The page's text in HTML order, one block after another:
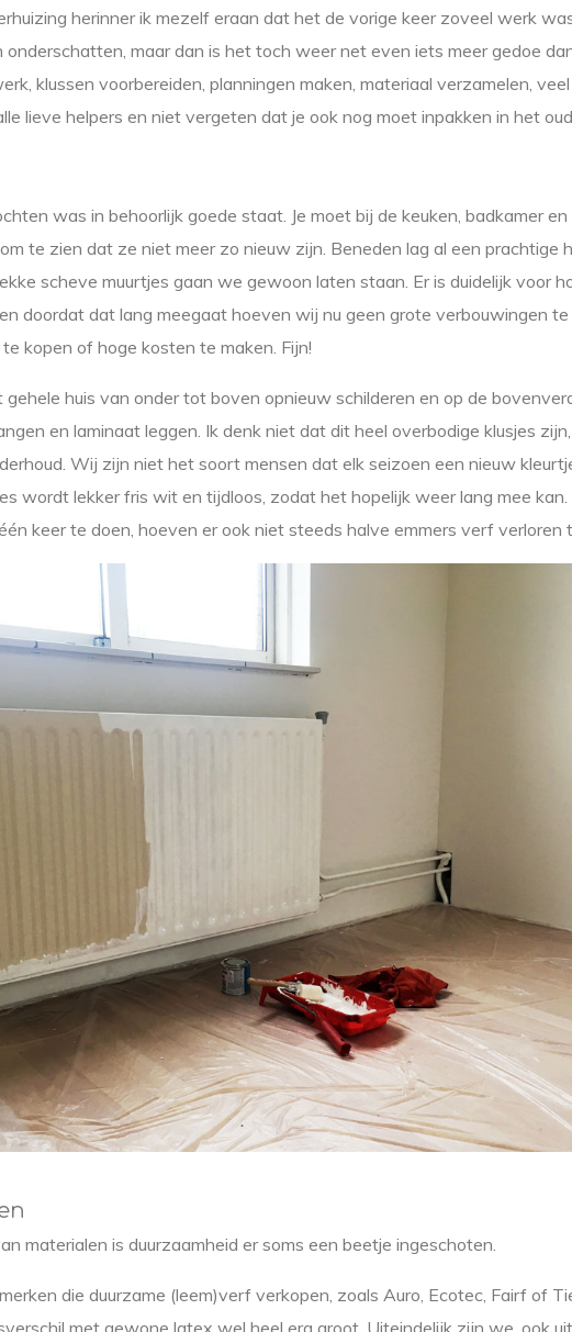
herinner ik mezelf eraan dat het de vorige keer zoveel werk
onderschatten, maar dan is het toch weer net even iets meer gedoe
klussen voorbereiden, planningen maken, materiaal verzamelen,
lieve helpers en niet vergeten dat je ook nog moet inpakken in het
was in behoorlijk goede staat. Je moet bij de keuken, badkamer
te zien dat ze niet meer zo nieuw zijn. Beneden lag al een prachtige
scheve muurtjes gaan we gewoon laten staan. Er is duidelijk voor
doordat dat lang meegaat hoeven wij nu geen grote verbouwingen te
kopen of hoge kosten te maken. Fijn!
huis van onder tot boven opnieuw schilderen en op de
en laminaat leggen. Ik denk niet dat dit heel overbodige klusjes
Wij zijn niet het soort mensen dat elk seizoen een nieuw
wordt lekker fris wit en tijdloos, zodat het hopelijk weer lang mee kan.
keer te doen, hoeven er ook niet steeds halve emmers verf verloren
materialen is duurzaamheid er soms een beetje ingeschoten.
die duurzame (leem)verf verkopen, zoals Auro, Ecotec, Fairf of
met gewone latex wel heel erg groot. Uiteindelijk zijn we, ook uit